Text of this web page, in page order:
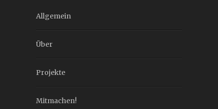
Allgemein
Über
Projekte
Mitmachen!